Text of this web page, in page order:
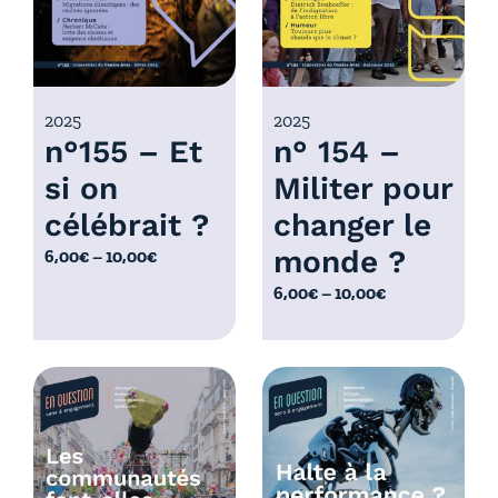
0
0
à
1
0
,
0
0
:
6
,
0
0
à
1
,
0
n°155 – Et
si on
célébrait ?
2025
6,00€–10,00€
P
g
e
d
e
p
r
n° 154 –
Militer pour
changer le
monde ?
2025
6,00€–10,00€
P
a
g
e
d
p